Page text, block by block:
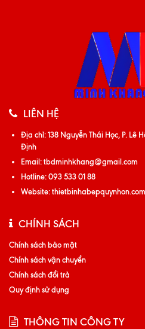
LIÊN HỆ
Địa chỉ:138 Nguyễn Thái Học, P. Lê
Định
Email:tbdminhkhang@gmail.com
Hotline:093 533 01 88
Website:thietbinhabepquynhon.com
CHÍNH SÁCH
Chính sách bảo mật
Chính sách vận chuyển
Chính sách đổi trả
Quy định sử dụng
THÔNG TIN CÔNG TY